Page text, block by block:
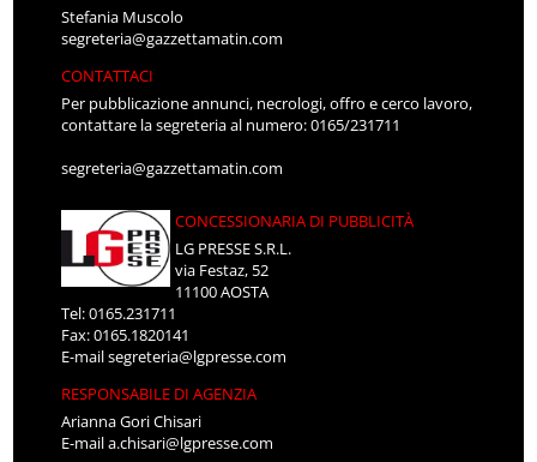
Stefania Muscolo
segreteria@gazzettamatin.com
CONTATTACI
Per pubblicazione annunci, necrologi, offro e cerco lavoro,
contattare la segreteria al numero: 0165/231711
segreteria@gazzettamatin.com
CONCESSIONARIA DI PUBBLICITÀ
LG PRESSE S.R.L.
via Festaz, 52
11100 AOSTA
Tel: 0165.231711
Fax: 0165.1820141
E-mailsegreteria@lgpresse.com
RESPONSABILE DI AGENZIA
Arianna Gori Chisari
E-maila.chisari@lgpresse.com